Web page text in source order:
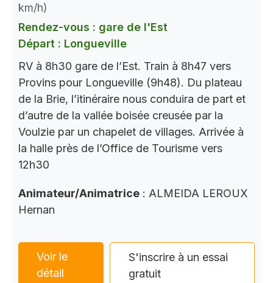
km/h)
Rendez-vous : gare de l'Est
Départ : Longueville
RV à 8h30 gare de l’Est. Train à 8h47 vers
Provins pour Longueville (9h48). Du plateau
de la Brie, l’itinéraire nous conduira de part et
d’autre de la vallée boisée creusée par la
Voulzie par un chapelet de villages. Arrivée à
la halle près de l’Office de Tourisme vers
12h30
Animateur/Animatrice : ALMEIDA LEROUX
Hernan
Voir le
détail
S'inscrire à un essai
gratuit